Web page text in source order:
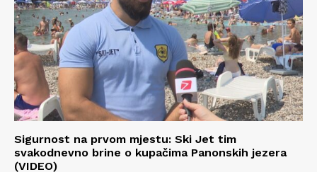
Sigurnost na prvom mjestu: Ski Jet tim
svakodnevno brine o kupačima Panonskih jezera
(VIDEO)